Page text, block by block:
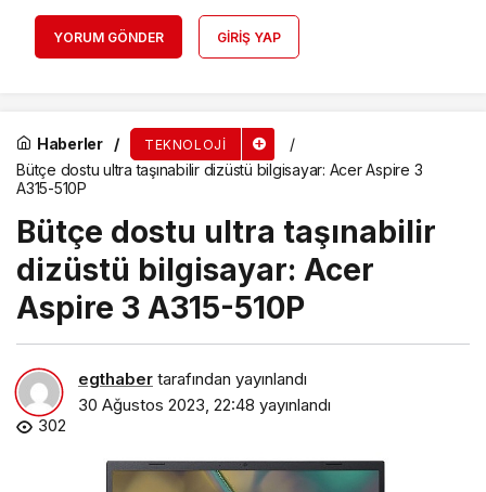
YORUM GÖNDER GIRIŞ YAP
Haberler TEKNOLOJI
Bütçe dostu ultra taşınabilir dizüstü bilgisayar: Acer Aspire 3
A315-510P
Bütçe dostu ultra taşınabilir
dizüstü bilgisayar: Acer
Aspire 3 A315-510P
egthaber tarafından yayınlandı
30 Ağustos 2023, 22:48 yayınlandı
302